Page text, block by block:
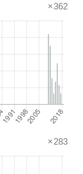
×362
×283